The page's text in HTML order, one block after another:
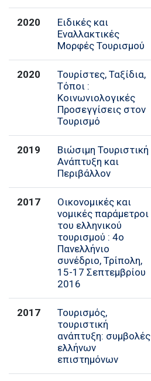
2020
Ειδικές και
Εναλλακτικές
Μορφές Τουρισμού
2020
Τουρίστες, Ταξίδια,
Τόποι :
Κοινωνιολογικές
Προσεγγίσεις στον
Τουρισμό
2019
Βιώσιμη Τουριστική
Ανάπτυξη και
Περιβάλλον
2017
Οικονομικές και
νομικές παράμετροι
του ελληνικού
τουρισμού : 4ο
Πανελλήνιο
συνέδριο, Τρίπολη,
15-17 Σεπτεμβρίου
2016
2017
Τουρισμός,
τουριστική
ανάπτυξη: συμβολές
ελλήνων
επιστημόνων